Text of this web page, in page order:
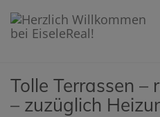
Tolle Terrassen –
– zuzüglich